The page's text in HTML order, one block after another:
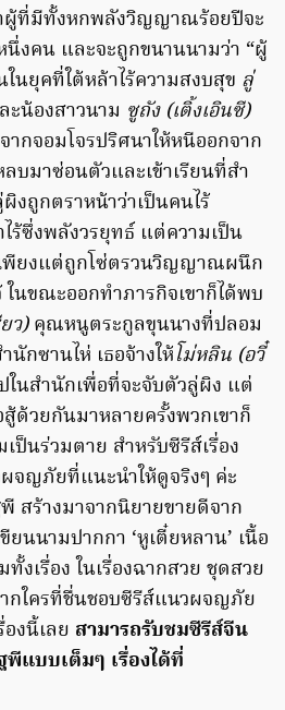
ผู้ที่มีทั้งหกพลังวิญญาณร้อยปีจะ
นึ่งคน และจะถูกขนานนามว่า “ผู้
นยุคที่ใต้หล้าไร้ความสงบสุข ลู่
น้องสาวนาม ซูถัง (เติ้งเอินซี)
ากจอมโจรปริศนาให้หนีออกจาก
บมาซ่อนตัวและเข้าเรียนที่สำ
งถูกตราหน้าว่าเป็นคนไร้
ไร้ซึ่งพลังวรยุทธ์ แต่ความเป็น
พียงแต่ถูกโซ่ตรวนวิญญาณผนึก
ในขณะออกทำภารกิจเขาก็ได้พบ
ว)คุณหนูตระกูลขุนนางที่ปลอม
นักซานไห่ เธอจ้างให้โม่หลิน (อวี๋
ในสำนักเพื่อที่จะจับตัวลู่ผิง แต่
ด้วยกันมาหลายครั้งพวกเขาก็
ป็นร่วมตาย สำหรับซีรีส์เรื่อง
จญภัยที่แนะนำให้ดูจริงๆ ค่ะ
สร้างมาจากนิยายขายดีจาก
นนามปากกา ‘หูเตี๋ยหลาน’ เนื้อ
งเรื่อง ในเรื่องฉากสวย ชุดสวย
กใครที่ชื่นชอบซีรีส์แนวผจญภัย
งนี้เลย สามารถรับชมซีรีส์จีน
แบบเต็มๆ เรื่องได้ที่